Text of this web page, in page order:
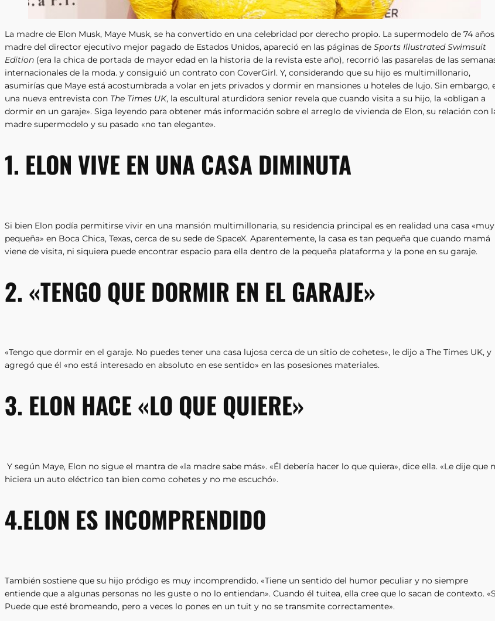
La madre de Elon Musk, Maye Musk, se ha convertido en una celebridad por derecho propio. La supermodelo de 74
madre del director ejecutivo mejor pagado de Estados Unidos, apareció en las páginas de Sports Illustrated Swimsuit
Edition (era la chica de portada de mayor edad en la historia de la revista este año), recorrió las pasarelas de las
internacionales de la moda. y consiguió un contrato con CoverGirl. Y, considerando que su hijo es multimillonario,
asumirías que Maye está acostumbrada a volar en jets privados y dormir en mansiones u hoteles de lujo. Sin embargo,
una nueva entrevista con The Times UK, la escultural aturdidora senior revela que cuando visita a su hijo, la «obligan a
dormir en un garaje». Siga leyendo para obtener más información sobre el arreglo de vivienda de Elon, su relación con
madre supermodelo y su pasado «no tan elegante».
1. ELON VIVE EN UNA CASA DIMINUTA
Si bien Elon podía permitirse vivir en una mansión multimillonaria, su residencia principal es en realidad una casa «muy
pequeña» en Boca Chica, Texas, cerca de su sede de SpaceX. Aparentemente, la casa es tan pequeña que cuando mamá
viene de visita, ni siquiera puede encontrar espacio para ella dentro de la pequeña plataforma y la pone en su garaje.
2. «TENGO QUE DORMIR EN EL GARAJE»
«Tengo que dormir en el garaje. No puedes tener una casa lujosa cerca de un sitio de cohetes», le dijo a The Times UK, y
agregó que él «no está interesado en absoluto en ese sentido» en las posesiones materiales.
3. ELON HACE «LO QUE QUIERE»
Y según Maye, Elon no sigue el mantra de «la madre sabe más». «Él debería hacer lo que quiera», dice ella. «Le dije que
hiciera un auto eléctrico tan bien como cohetes y no me escuchó».
4.ELON ES INCOMPRENDIDO
También sostiene que su hijo pródigo es muy incomprendido. «Tiene un sentido del humor peculiar y no siempre
entiende que a algunas personas no les guste o no lo entiendan». Cuando él tuitea, ella cree que lo sacan de contexto.
Puede que esté bromeando, pero a veces lo pones en un tuit y no se transmite correctamente».